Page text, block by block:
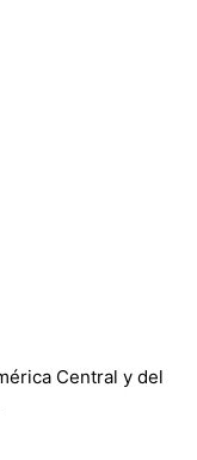
Central y del